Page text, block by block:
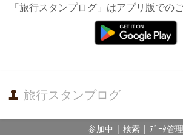
「旅行スタンプログ」はアプリ版での
旅行スタンプログ
参加中 | 検索 | ﾃﾞｰﾀ管理